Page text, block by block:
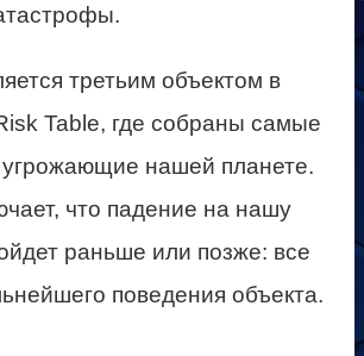
третьим объектом в
Table, где собраны самые
нашей планете.
что падение на нашу
раньше или позже: все
поведения объекта.